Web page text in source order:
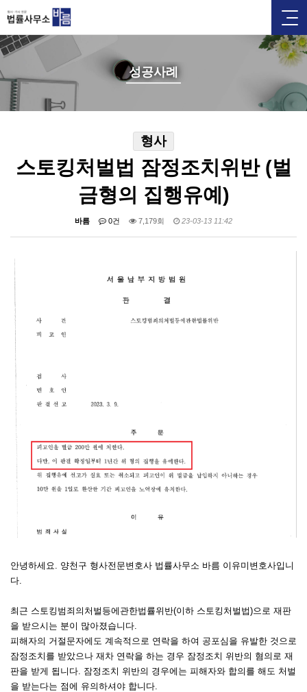
성공사례
형사
스토킹처벌법 잠정조치위반 (벌
금형의 집행유예)
바름 0건 7,179회 23-03-13 11:42
안녕하세요. 양천구 형사전문변호사 법률사무소 바름 이유미변호사입니
다.
최근 스토킹범죄의처벌등에관한법률위반(이하 스토킹처벌법)으로 재판
을 받으시는 분이 많아졌습니다.
피해자의 거절문자에도 계속적으로 연락을 하여 공포심을 유발한 것으로
잠정조치를 받았으나 재차 연락을 하는 경우 잠정조치 위반의 혐의로 재
판을 받게 됩니다. 잠정조치 위반의 경우에는 피해자와 합의를 해도 처벌
을 받는다는 점에 유의하셔야 합니다.